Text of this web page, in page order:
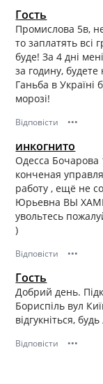
Гость
Промислова 5в,
то заплатять всі
буде! За 4 дні
за годину,
Ганьба в Україні
морозі!
Відповісти •••
инкогнито
Одесса Бочарова
конченая
работу , ещё не
Юрьевна ВЫ
увольтесь
)
Відповісти •••
Гость
Добрий день.
Бориспіль вул
відгукніться,
Відповісти •••